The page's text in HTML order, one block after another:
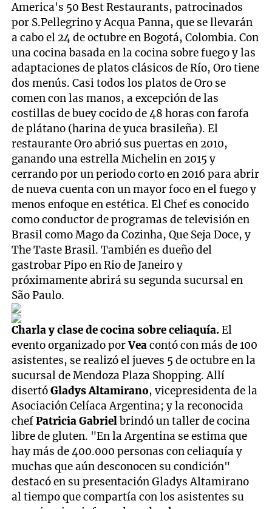
America's 50 Best Restaurants, patrocinados
por S.Pellegrino y Acqua Panna, que se llevarán
a cabo el 24 de octubre en Bogotá, Colombia. Con
una cocina basada en la cocina sobre fuego y las
adaptaciones de platos clásicos de Río, Oro tiene
dos menús. Casi todos los platos de Oro se
comen con las manos, a excepción de las
costillas de buey cocido de 48 horas con farofa
de plátano (harina de yuca brasileña). El
restaurante Oro abrió sus puertas en 2010,
ganando una estrella Michelin en 2015 y
cerrando por un periodo corto en 2016 para abrir
de nueva cuenta con un mayor foco en el fuego y
menos enfoque en estética. El Chef es conocido
como conductor de programas de televisión en
Brasil como Mago da Cozinha, Que Seja Doce, y
The Taste Brasil. También es dueño del
gastrobar Pipo en Rio de Janeiro y
próximamente abrirá su segunda sucursal en
São Paulo.
Charla y clase de cocina sobre celiaquía.El
evento organizado porVeacontó con más de 100
asistentes, se realizó el jueves 5 de octubre en la
sucursal de Mendoza Plaza Shopping. Allí
disertóGladys Altamirano, vicepresidenta de la
Asociación Celíaca Argentina; y la reconocida
chefPatricia Gabrielbrindó un taller de cocina
libre de gluten. "En la Argentina se estima que
hay más de 400.000 personas con celiaquía y
muchas que aún desconocen su condición"
destacó en su presentación Gladys Altamirano
al tiempo que compartía con los asistentes su